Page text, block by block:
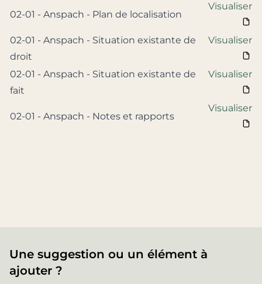
02-01 - Anspach - Plan de localisation
Visualiser
02-01 - Anspach - Situation existante de
droit
Visualiser
02-01 - Anspach - Situation existante de
fait
Visualiser
02-01 - Anspach - Notes et rapports
Visualiser
Une suggestion ou un élément à
ajouter ?